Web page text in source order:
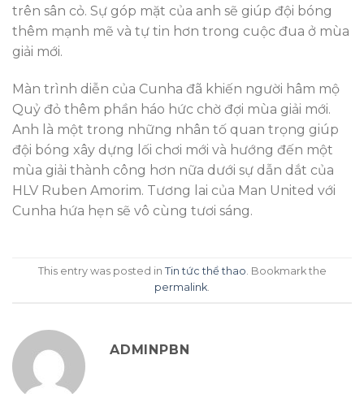
trên sân cỏ. Sự góp mặt của anh sẽ giúp đội bóng
thêm mạnh mẽ và tự tin hơn trong cuộc đua ở mùa
giải mới.
Màn trình diễn của Cunha đã khiến người hâm mộ
Quỷ đỏ thêm phần háo hức chờ đợi mùa giải mới.
Anh là một trong những nhân tố quan trọng giúp
đội bóng xây dựng lối chơi mới và hướng đến một
mùa giải thành công hơn nữa dưới sự dẫn dắt của
HLV Ruben Amorim. Tương lai của Man United với
Cunha hứa hẹn sẽ vô cùng tươi sáng.
This entry was posted in Tin tức thể thao. Bookmark the
permalink.
ADMINPBN